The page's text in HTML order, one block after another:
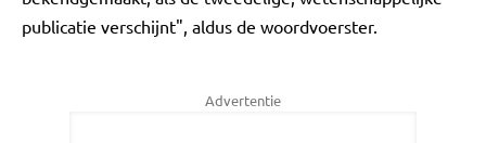
publicatie verschijnt", aldus de woordvoerster.
Advertentie